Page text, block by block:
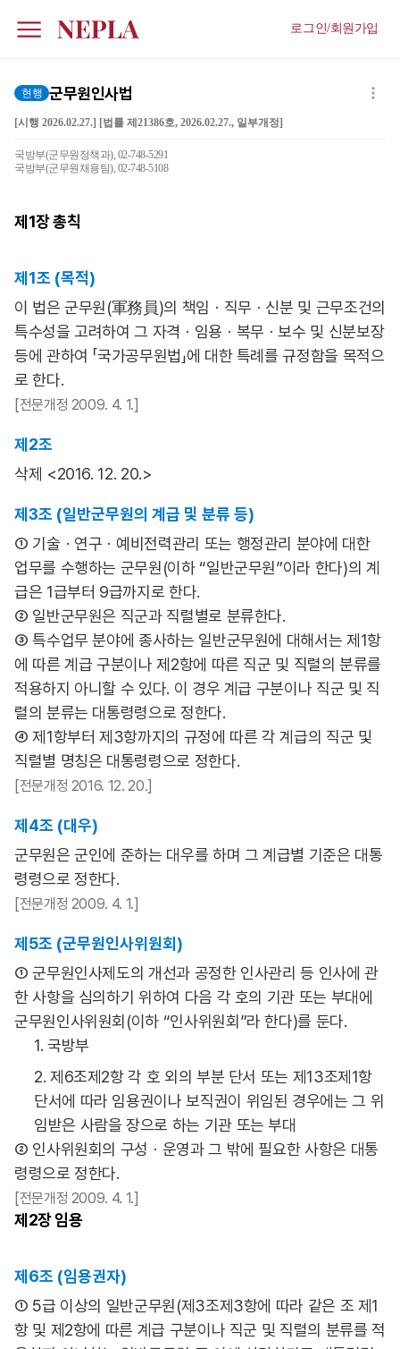
로그인/회원가입
현행 군무원인사법
[시행 2026.02.27.] [법률 제21386호, 2026.02.27., 일부개정]
국방부(군무원정책과), 02-748-5291
국방부(군무원채용팀), 02-748-5108
제1장총칙
제1조 (목적)
이 법은 군무원(軍務員)의 책임ㆍ직무ㆍ신분 및 근무조건의
특수성을 고려하여 그 자격ㆍ임용ㆍ복무ㆍ보수 및 신분보장
등에 관하여 「국가공무원법」에 대한 특례를 규정함을 목적으
로 한다.
[전문개정 2009. 4. 1.]
제2조
삭제 <2016. 12. 20.>
제3조 (일반군무원의 계급 및 분류 등)
① 기술ㆍ연구ㆍ예비전력관리 또는 행정관리 분야에 대한
업무를 수행하는 군무원(이하 “일반군무원”이라 한다)의 계
급은 1급부터 9급까지로 한다.
② 일반군무원은 직군과 직렬별로 분류한다.
③ 특수업무 분야에 종사하는 일반군무원에 대해서는 제1항
에 따른 계급 구분이나 제2항에 따른 직군 및 직렬의 분류를
적용하지 아니할 수 있다. 이 경우 계급 구분이나 직군 및 직
렬의 분류는 대통령령으로 정한다.
④ 제1항부터 제3항까지의 규정에 따른 각 계급의 직군 및
직렬별 명칭은 대통령령으로 정한다.
[전문개정 2016. 12. 20.]
제4조 (대우)
군무원은 군인에 준하는 대우를 하며 그 계급별 기준은 대통
령령으로 정한다.
[전문개정 2009. 4. 1.]
제5조 (군무원인사위원회)
① 군무원인사제도의 개선과 공정한 인사관리 등 인사에 관
한 사항을 심의하기 위하여 다음 각 호의 기관 또는 부대에
군무원인사위원회(이하 “인사위원회”라 한다)를 둔다.
1. 국방부
2. 제6조제2항 각 호 외의 부분 단서 또는 제13조제1항
단서에 따라 임용권이나 보직권이 위임된 경우에는 그 위
임받은 사람을 장으로 하는 기관 또는 부대
② 인사위원회의 구성ㆍ운영과 그 밖에 필요한 사항은 대통
령령으로 정한다.
[전문개정 2009. 4. 1.]
제2장임용
제6조 (임용권자)
① 5급 이상의 일반군무원(제3조제3항에 따라 같은 조 제1
항 및 제2항에 따른 계급 구분이나 직군 및 직렬의 분류를 적